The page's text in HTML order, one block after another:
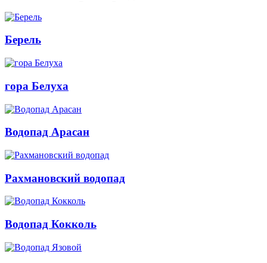
Берель
гора Белуха
Водопад Арасан
Рахмановский водопад
Водопад Кокколь